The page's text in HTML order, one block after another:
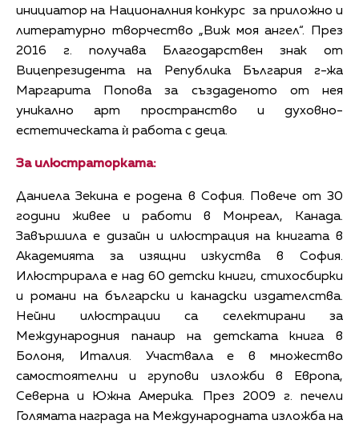
инициатор на Националния конкурс за приложно и
литературно творчество „Виж моя ангел“. През
2016 г. получава Благодарствен знак от
Вицепрезидента на Република България г-жа
Маргарита Попова за създаденото от нея
уникално арт пространство и духовно-
естетическата ѝ работа с деца.
За илюстраторката:
Даниела Зекина е родена в София. Повече от 30
години живее и работи в Монреал, Канада.
Завършила е дизайн и илюстрация на книгата в
Академията за изящни изкуства в София.
Илюстрирала е над 60 детски книги, стихосбирки
и романи на български и канадски издателства.
Нейни илюстрации са селектирани за
Международния панаир на детската книга в
Болоня, Италия. Участвала е в множество
самостоятелни и групови изложби в Европа,
Северна и Южна Америка. През 2009 г. печели
Голямата награда на Международната изложба на